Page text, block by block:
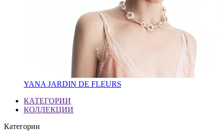
YANA JARDIN DE FLEURS
КАТЕГОРИИ
КОЛЛЕКЦИИ
Категории